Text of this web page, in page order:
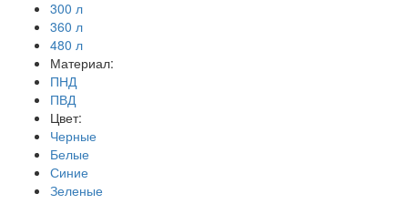
300 л
360 л
480 л
Материал:
ПНД
ПВД
Цвет:
Черные
Белые
Синие
Зеленые